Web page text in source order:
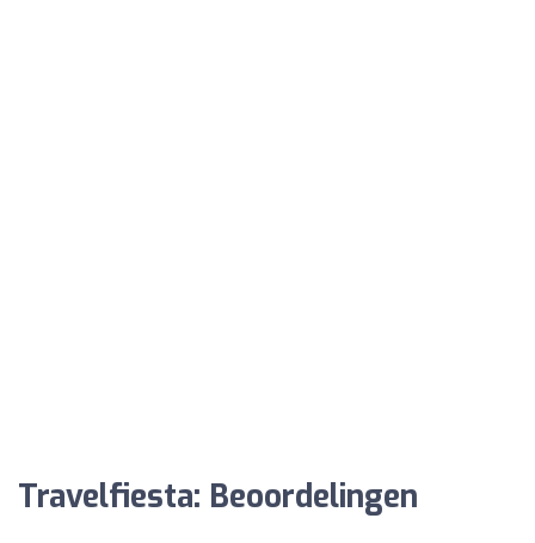
Travelfiesta: Beoordelingen